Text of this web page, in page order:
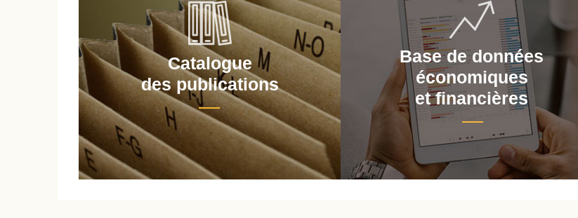
Catalogue
des publications
Base de données
économiques
et financières